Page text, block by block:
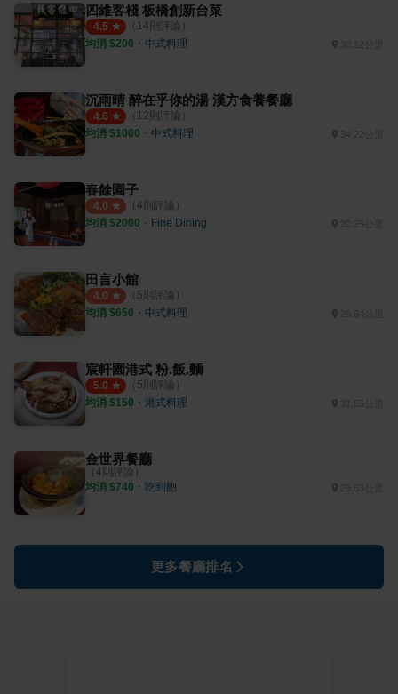
四維客棧 板橋創新台菜
4.5 （ 14則評論）
均消 $200 ・ 中式料理
沉雨晴 醉在乎你的湯 漢方食養餐廳
4.6 （ 12則評論）
均消 $1000 ・ 中式料理 34.22公里
春餘園子
4.0 （ 4則評論）
均消 $2000 ・ Fine Dining 20.25公里
田言小館
4.0 （ 5則評論）
均消 $650 ・ 中式料理 26.64公里
宸軒園港式 粉.飯.麵
5.0 （ 5則評論）
均消 $150 ・ 港式料理 31.55公里
金世界餐廳
（ 4則評論）
均消 $740 ・ 吃到飽 29.53公里
更多餐廳排名